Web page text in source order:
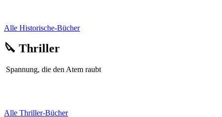
Alle Historische-Bücher
🔪 Thriller
Spannung, die den Atem raubt
Alle Thriller-Bücher